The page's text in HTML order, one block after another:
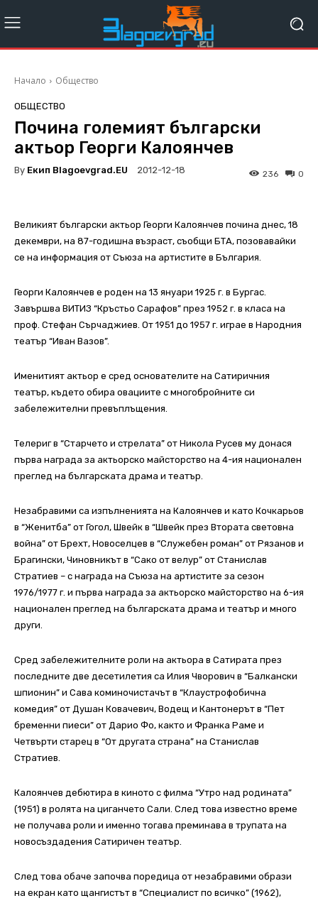
Начало Общество
ОБЩЕСТВО
Почина големият български
актьор Георги Калоянчев
By Екип Blagoevgrad.EU 2012-12-18 0
236
Великият български актьор Георги Калоянчев почина днес, 18
декември, на 87-годишна възраст, съобщи БТА, позовавайки
се на информация от Съюза на артистите в България.
Георги Калоянчев е роден на 13 януари 1925 г. в Бургас.
Завършва ВИТИЗ “Кръстьо Сарафов” през 1952 г. в класа на
проф. Стефан Сърчаджиев. От 1951 до 1957 г. играе в Народния
театър “Иван Вазов”.
Именитият актьор е сред основателите на Сатиричния
театър, където обира овациите с многобройните си
забележителни превъплъщения.
Телериг в “Старчето и стрелата” от Никола Русев му донася
първа награда за актьорско майсторство на 4-ия национален
преглед на българската драма и театър.
Незабравими са изпълненията на Калоянчев и като Кочкарьов
в “Женитба” от Гогол, Швейк в “Швейк през Втората световна
война” от Брехт, Новоселцев в “Служебен роман” от Рязанов и
Брагински, Чиновникът в “Сако от велур” от Станислав
Стратиев – с награда на Съюза на артистите за сезон
1976/1977 г. и първа награда за актьорско майсторство на 6-ия
национален преглед на българската драма и театър и много
други.
Сред забележителните роли на актьора в Сатирата през
последните две десетилетия са Илия Чворович в “Балкански
шпионин” и Сава коминочистачът в “Клаустрофобична
комедия” от Душан Ковачевич, Водещ и Кантонерът в “Пет
бременни пиеси” от Дарио Фо, както и Франка Раме и
Четвърти старец в “От другата страна” на Станислав
Стратиев.
Калоянчев дебютира в киното с филма “Утро над родината”
(1951) в ролята на циганчето Сали. След това известно време
не получава роли и именно тогава преминава в трупата на
новосъздадения Сатиричен театър.
След това обаче започва поредица от незабравими образи
на екран като щангистът в “Специалист по всичко” (1962),